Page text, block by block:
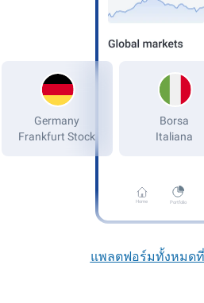
Home Portfolio
Germany
Frankfurt Stock
แพลตฟอร์มทั้งหมด